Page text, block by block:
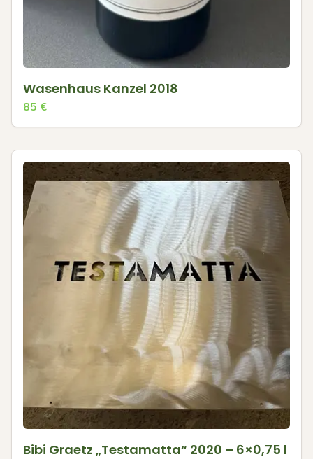
Wasenhaus Kanzel 2018
85 €
Bibi Graetz „Testamatta“ 2020 – 6×0,75 l